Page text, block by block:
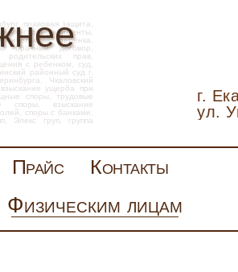
правовая защита
споры, алименты,
ребенка,
брачный договор,
прав,
с ребенком, суд,
районный суд г.
Чкаловский
ущерба при
споры
трудовые
споры, взыскание
споры с банками,
Элекс груп, группа
г.
ул.
Прайс Контакты
Физическим лицам